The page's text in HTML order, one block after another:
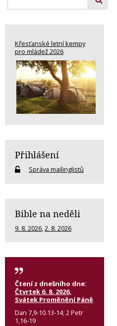
Křesťanské letní kempy
pro mládež 2026
Přihlášení
Správa mailinglistů
Bible na neděli
9. 8. 2026,2. 8. 2026
Čtení z dnešního dne:
Čtvrtek 6. 8. 2026,
Svátek Proměnění Páně
Dan 7,9-10.13-14; 2 Petr
1,16-19